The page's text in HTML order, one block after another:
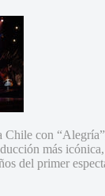
Chile con
más
del primer